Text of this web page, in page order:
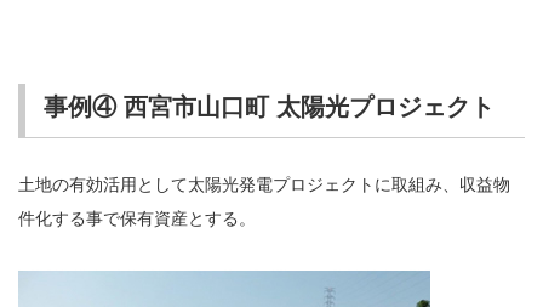
事例④ 西宮市山口町 太陽光プロジェクト
土地の有効活用として太陽光発電プロジェクトに取組み、収益物
件化する事で保有資産とする。